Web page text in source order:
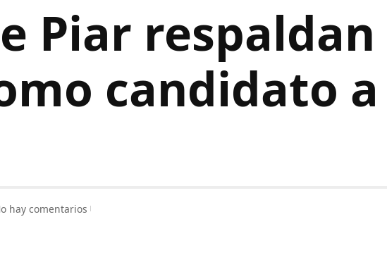
Piar respaldan
candidato
hay comentarios